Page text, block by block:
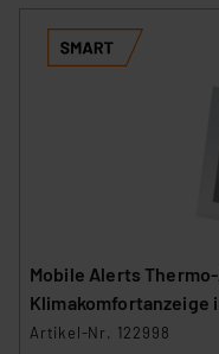
Mobile Alerts
Klimakomfortanzeige
Artikel-Nr. 122998